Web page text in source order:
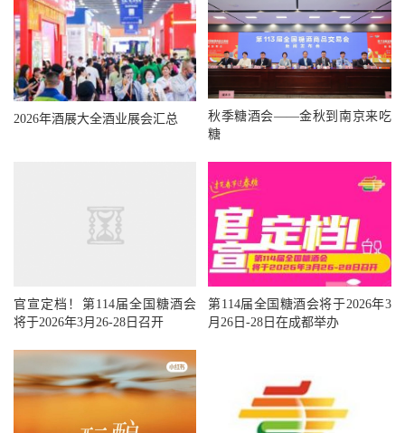
2026年酒展大全酒业展会汇总
秋季糖酒会——金秋到南京来吃
糖
官宣定档！第114届全国糖酒会
将于2026年3月26-28日召开
第114届全国糖酒会将于2026年3
月26日-28日在成都举办